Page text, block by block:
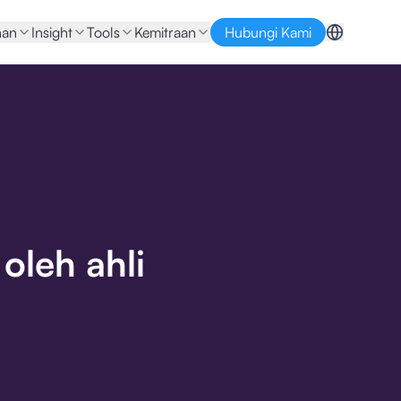
Insight Tools Kemitraan Hubungi Kami
ahli